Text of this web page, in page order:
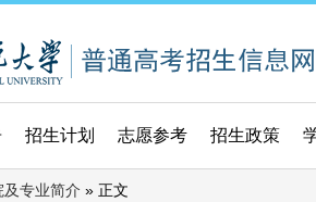
招生计划 志愿参考 招生政策
及专业简介 » 正文